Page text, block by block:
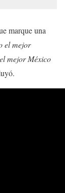
marque una
el mejor
mejor México